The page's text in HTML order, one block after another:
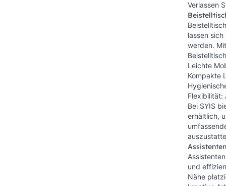
Verlassen
lassen
werden.
Leichte
Kompakte
Flexibilität:
Bei SYIS
erhältlich,
und
Nähe